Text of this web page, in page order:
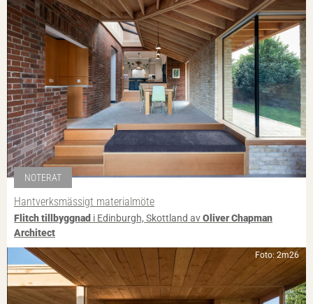
NOTERAT
Hantverksmässigt materialmöte
Flitch tillbyggnad i Edinburgh, Skottland avOliver Chapman
Architect
Foto: 2m26